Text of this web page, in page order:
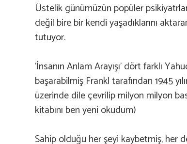
Üstelik günümüzün popüler
değil bire bir kendi yaşadıklarını
tutuyor.
‘İnsanın Anlam Arayışı’ dört farklı
başarabilmiş Frankl tarafından 1945
üzerinde dile çevrilip milyon milyon
kitabını ben yeni okudum)
Sahip olduğu her şeyi kaybetmiş, her